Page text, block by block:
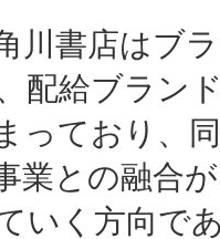
川書店はブ
配給ブラン
っており、
業との融合
いく方向で